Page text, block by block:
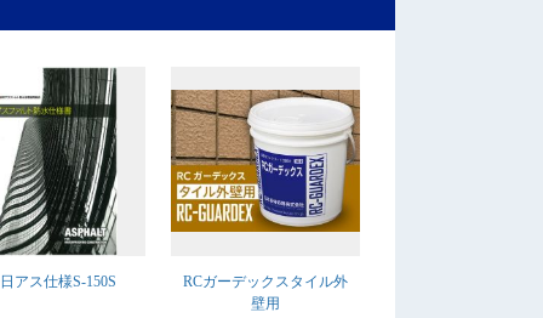
アス仕様S-150S
RCガーデックスタイル外
壁用